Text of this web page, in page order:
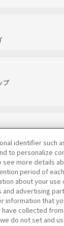
プ
ソーシャルメディアポリ
identifier such
to personalize
see more details
period of
about your
advertising
information that
collected
do not set and